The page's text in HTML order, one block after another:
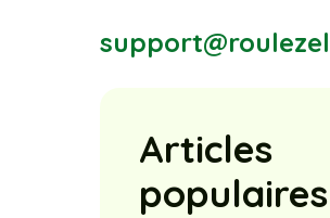
Articles
populaires